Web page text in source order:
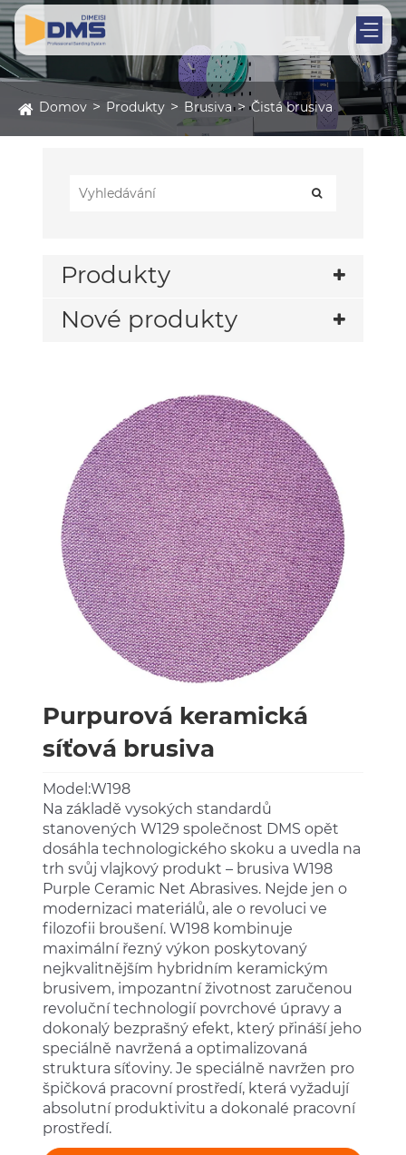
Domov Produkty Brusiva Čistá brusiva
Produkty
Nové produkty
Purpurová keramická
síťová brusiva
Model:W198
Na základě vysokých standardů
stanovených W129 společnost DMS opět
dosáhla technologického skoku a uvedla na
trh svůj vlajkový produkt – brusiva W198
Purple Ceramic Net Abrasives. Nejde jen o
modernizaci materiálů, ale o revoluci ve
filozofii broušení. W198 kombinuje
maximální řezný výkon poskytovaný
nejkvalitnějším hybridním keramickým
brusivem, impozantní životnost zaručenou
revoluční technologií povrchové úpravy a
dokonalý bezprašný efekt, který přináší jeho
speciálně navržená a optimalizovaná
struktura síťoviny. Je speciálně navržen pro
špičková pracovní prostředí, která vyžadují
absolutní produktivitu a dokonalé pracovní
prostředí.